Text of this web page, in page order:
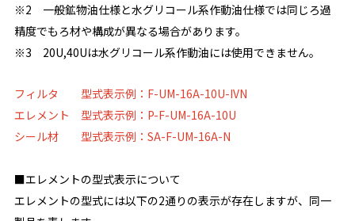
※2 一般鉱物油仕様と水グリコール系作動油仕様では同じろ過
精度でもろ材や構成が異なる場合があります。
※3 20U,40Uは水グリコール系作動油には使用できません。
フィルタ 型式表示例：F-UM-16A-10U-IVN
エレメント 型式表示例：P-F-UM-16A-10U
シール材 型式表示例：SA-F-UM-16A-N
■エレメントの型式表示について
エレメントの型式には以下の2通りの表示が存在しますが、同一